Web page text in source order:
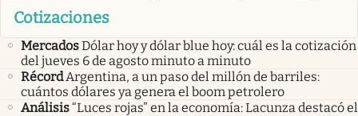
Cotizaciones
MercadosDólar hoy y dólar blue hoy: cuál es la cotización
del jueves 6 de agosto minuto a minuto
Récord Argentina, a un paso del millón de barriles:
cuántos dólares ya genera el boom petrolero
Análisis“Luces rojas” en la economía: Lacunza destacó el